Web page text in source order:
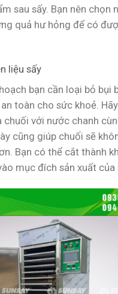
sau sấy. Bạn nên chọn
quả hư hỏng để có
liệu sấy
bạn cần loại bỏ bụi
toàn cho sức khoẻ.
chuối với nước chanh
cũng giúp chuối sẽ
Bạn có thể cắt thành
mục đích sản xuất của